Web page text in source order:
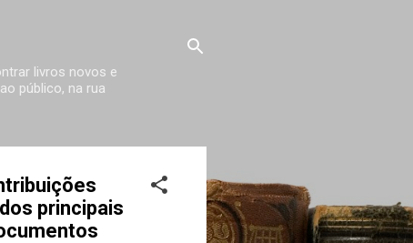
livros novos e
público, na rua
principais